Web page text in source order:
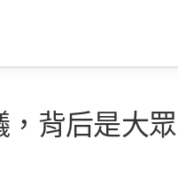
，背后是大眾